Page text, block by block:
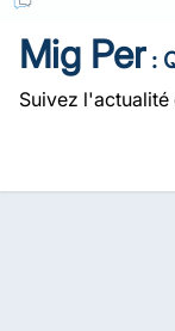
Mig Per:
Suivez l'actualité